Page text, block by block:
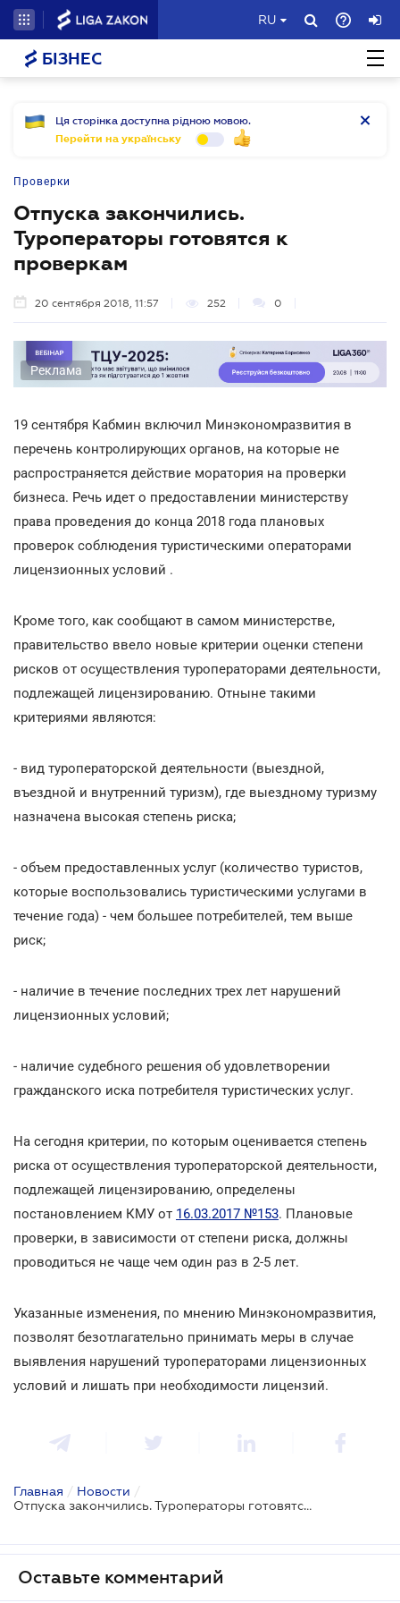
RU
БІЗНЕС
Ця сторінка доступна рідною мовою.
Перейти на українську
Проверки
Отпуска закончились.
Туроператоры готовятся к
проверкам
20 сентября 2018, 11:57 252 0
Реклама
19 сентября Кабмин включил Минэкономразвития в
перечень контролирующих органов, на которые не
распространяется действие моратория на проверки
бизнеса. Речь идет о предоставлении министерству
права проведения до конца 2018 года плановых
проверок соблюдения туристическими операторами
лицензионных условий .
Кроме того, как сообщают в самом министерстве,
правительство ввело новые критерии оценки степени
рисков от осуществления туроператорами деятельности,
подлежащей лицензированию. Отныне такими
критериями являются:
- вид туроператорской деятельности (выездной,
въездной и внутренний туризм), где выездному туризму
назначена высокая степень риска;
- объем предоставленных услуг (количество туристов,
которые воспользовались туристическими услугами в
течение года) - чем большее потребителей, тем выше
риск;
- наличие в течение последних трех лет нарушений
лицензионных условий;
- наличие судебного решения об удовлетворении
гражданского иска потребителя туристических услуг.
На сегодня критерии, по которым оценивается степень
риска от осуществления туроператорской деятельности,
подлежащей лицензированию, определены
постановлением КМУ от 16.03.2017 №153. Плановые
проверки, в зависимости от степени риска, должны
проводиться не чаще чем один раз в 2-5 лет.
Указанные изменения, по мнению Минэкономразвития,
позволят безотлагательно принимать меры в случае
выявления нарушений туроператорами лицензионных
условий и лишать при необходимости лицензий.
Главная / Новости /
Отпуска закончились. Туроператоры готовятся к проверкам
Оставьте комментарий